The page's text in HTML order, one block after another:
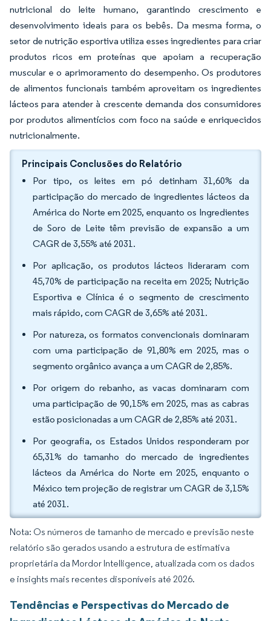
nutricional do leite humano, garantindo crescimento e
desenvolvimento ideais para os bebês. Da mesma forma, o
setor de nutrição esportiva utiliza esses ingredientes para criar
produtos ricos em proteínas que apoiam a recuperação
muscular e o aprimoramento do desempenho. Os produtores
de alimentos funcionais também aproveitam os ingredientes
lácteos para atender à crescente demanda dos consumidores
por produtos alimentícios com foco na saúde e enriquecidos
nutricionalmente.
Principais Conclusões do Relatório
Por tipo, os leites em pó detinham 31,60% da
participação do mercado de ingredientes lácteos da
América do Norte em 2025, enquanto os Ingredientes
de Soro de Leite têm previsão de expansão a um
CAGR de 3,55% até 2031.
Por aplicação, os produtos lácteos lideraram com
45,70% de participação na receita em 2025; Nutrição
Esportiva e Clínica é o segmento de crescimento
mais rápido, com CAGR de 3,65% até 2031.
Por natureza, os formatos convencionais dominaram
com uma participação de 91,80% em 2025, mas o
segmento orgânico avança a um CAGR de 2,85%.
Por origem do rebanho, as vacas dominaram com
uma participação de 90,15% em 2025, mas as cabras
estão posicionadas a um CAGR de 2,85% até 2031.
Por geografia, os Estados Unidos responderam por
65,31% do tamanho do mercado de ingredientes
lácteos da América do Norte em 2025, enquanto o
México tem projeção de registrar um CAGR de 3,15%
até 2031.
Nota: Os números de tamanho de mercado e previsão neste
relatório são gerados usando a estrutura de estimativa
proprietária da Mordor Intelligence, atualizada com os dados
e insights mais recentes disponíveis até 2026.
Tendências e Perspectivas do Mercado de